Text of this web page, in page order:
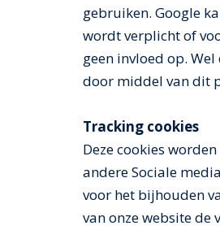
gebruiken. Google
wordt verplicht of
geen invloed op.
door middel van dit
Tracking cookies
Deze cookies
andere Sociale
voor het bijhouden
van onze website de